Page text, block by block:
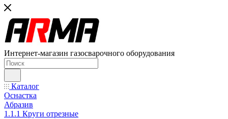
Интернет-магазин газосварочного оборудования
Каталог
Оснастка
Абразив
1.1.1 Круги отрезные